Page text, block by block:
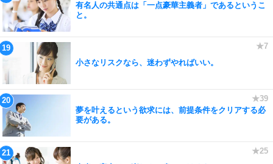
有名人の共通点は「一点豪華主義者」であるというこ
と。
小さなリスクなら、迷わずやればいい。
夢を叶えるという欲求には、前提条件をクリアする必
要がある。